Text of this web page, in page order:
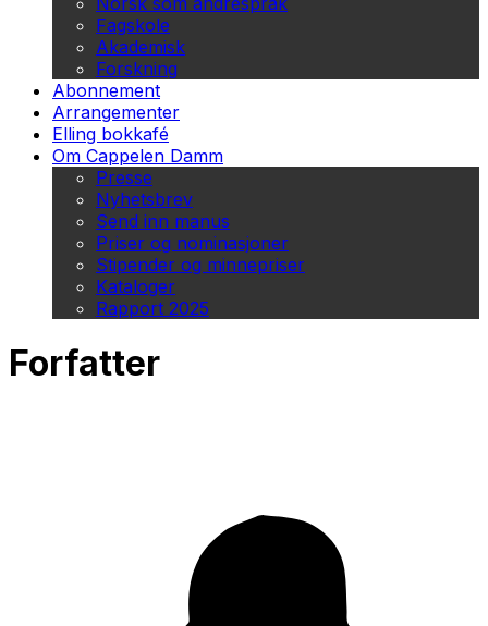
Fagskole
Akademisk
Forskning
Abonnement
Arrangementer
Elling bokkafé
Om Cappelen Damm
Presse
Nyhetsbrev
Send inn manus
Priser og nominasjoner
Stipender og minnepriser
Kataloger
Rapport 2025
Forfatter